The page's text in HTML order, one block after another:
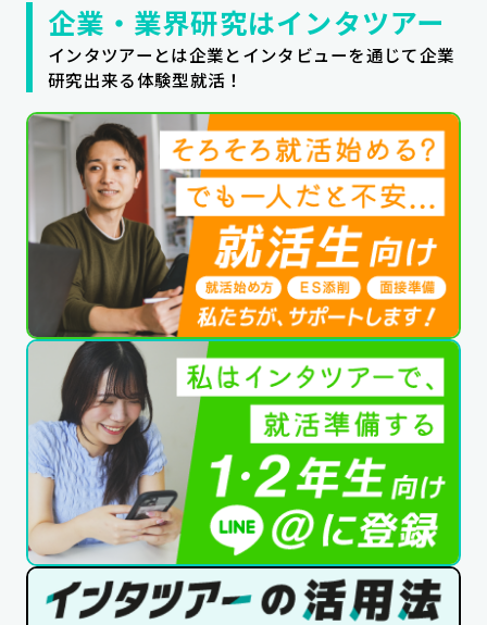
企業・業界研究はインタツアー
インタツアーとは企業とインタビューを通じて企業
研究出来る体験型就活！